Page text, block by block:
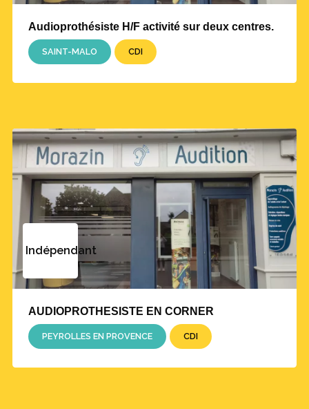
Audioprothésiste H/F activité sur deux centres.
SAINT-MALO CDI
Indépendant
AUDIOPROTHESISTE EN CORNER
PEYROLLES EN PROVENCE CDI